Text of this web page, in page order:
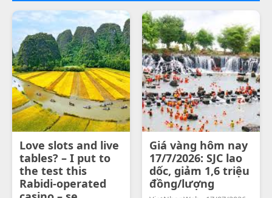
Love slots and live
tables? – I put to
the test this
Rabidi-operated
Giá vàng hôm nay
17/7/2026: SJC lao
dốc, giảm 1,6 triệu
đồng/lượng